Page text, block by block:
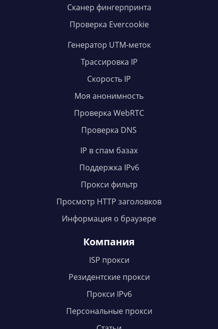
Сканер фингерпринта
Проверка Evercookie
Генератор UTM-меток
Трассировка IP
Скорость IP
Моя анонимность
Проверка WebRTC
Проверка DNS
IP в спам базах
Поддержка IPv6
Прокси фильтр
Просмотр HTTP заголовков
Информация о браузере
Компания
ISP прокси
Резидентские прокси
Прокси IPv6
Персональные прокси